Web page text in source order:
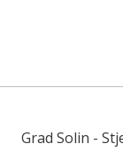
Grad Solin -